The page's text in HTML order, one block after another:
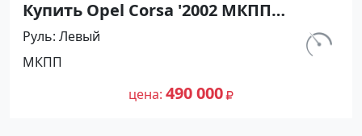
Купить Opel Corsa '2002 МКПП
(1200/75 л.с.) Бензин инжектор
Армавир цвет Черный Хетчбэк по
цене 490000 рублей, объявление
№27490 на сайте Авторынок23
км.
Руль Левый
МКПП
цена 490 000